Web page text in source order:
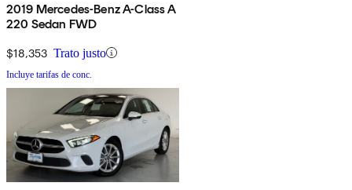
2019 Mercedes-Benz A-Class A
220 Sedan FWD
$18,353 Trato justo
Incluye tarifas de conc.